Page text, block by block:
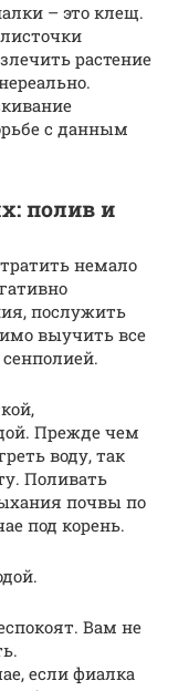
– это клещ.
растение
с данным
полив и
немало
послужить
выучить все
Прежде чем
воду, так
Поливать
почвы по
под корень.
Вам не
если фиалка